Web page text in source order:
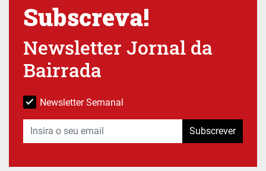
Subscreva!
Newsletter Jornal da
Bairrada
Newsletter Semanal
Subscrever